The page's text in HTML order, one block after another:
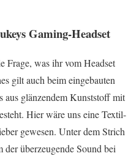
Gaming-Headset
Frage, was ihr vom Headset
gilt auch beim eingebauten
aus glänzendem Kunststoff mit
Hier wäre uns eine Textil-
gewesen. Unter dem Strich
der überzeugende Sound bei